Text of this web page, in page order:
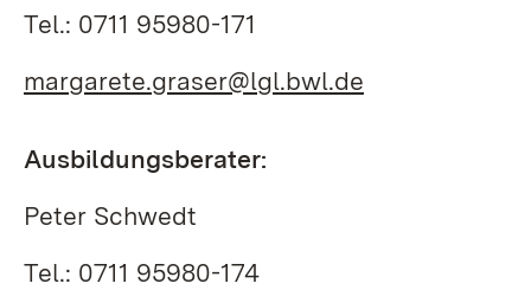
Tel.: 0711 95980-171
margarete.graser@lgl.bwl.de
Ausbildungsberater:
Peter Schwedt
Tel.: 0711 95980-174